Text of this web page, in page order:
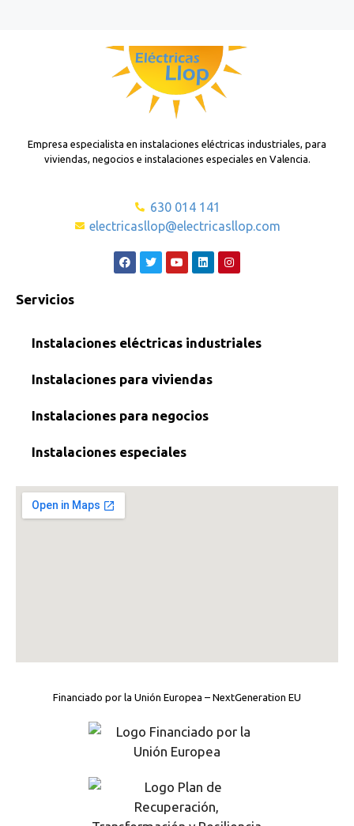
Empresa especialista en instalaciones eléctricas industriales, para
viviendas, negocios e instalaciones especiales en Valencia.
630 014 141
electricasllop@electricasllop.com
Servicios
Instalaciones eléctricas industriales
Instalaciones para viviendas
Instalaciones para negocios
Instalaciones especiales
Financiado por la Unión Europea – NextGeneration EU